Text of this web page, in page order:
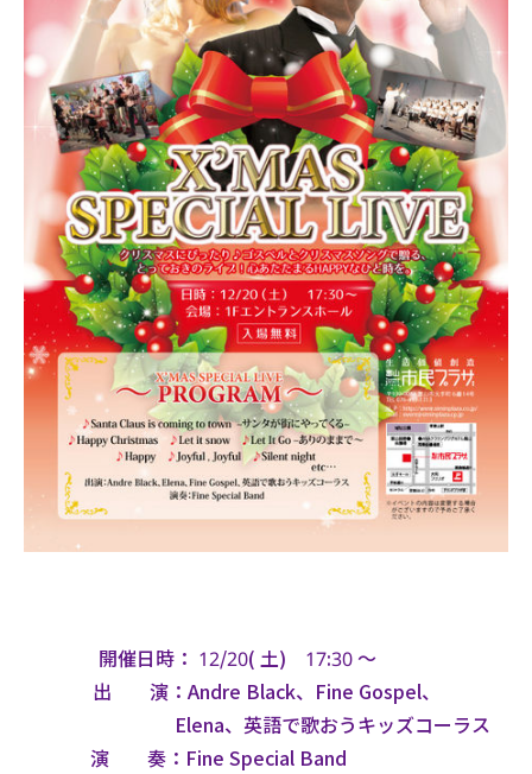
開催日時： 12/20( 土) 17:30 ～
出 演：Andre Black、Fine Gospel、
Elena、英語で歌おうキッズコーラス
演 奏：Fine Special Band